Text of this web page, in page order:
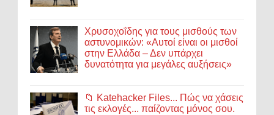
Χρυσοχοΐδης για τους μισθούς των
αστυνομικών: «Αυτοί είναι οι μισθοί
στην Ελλάδα – Δεν υπάρχει
δυνατότητα για μεγάλες αυξήσεις»
📁 Katehacker Files... Πώς να χάσεις
τις εκλογές... παίζοντας μόνος σου.